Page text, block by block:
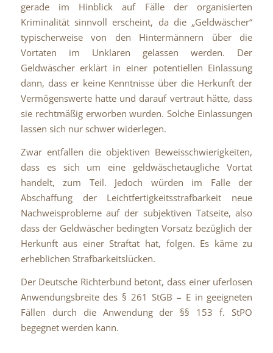
gerade im Hinblick auf Fälle der organisierten
Kriminalität sinnvoll erscheint, da die „Geldwäscher“
typischerweise von den Hintermännern über die
Vortaten im Unklaren gelassen werden. Der
Geldwäscher erklärt in einer potentiellen Einlassung
dann, dass er keine Kenntnisse über die Herkunft der
Vermögenswerte hatte und darauf vertraut hätte, dass
sie rechtmäßig erworben wurden. Solche Einlassungen
lassen sich nur schwer widerlegen.
Zwar entfallen die objektiven Beweisschwierigkeiten,
dass es sich um eine geldwäschetaugliche Vortat
handelt, zum Teil. Jedoch würden im Falle der
Abschaffung der Leichtfertigkeitsstrafbarkeit neue
Nachweisprobleme auf der subjektiven Tatseite, also
dass der Geldwäscher bedingten Vorsatz bezüglich der
Herkunft aus einer Straftat hat, folgen. Es käme zu
erheblichen Strafbarkeitslücken.
Der Deutsche Richterbund betont, dass einer uferlosen
Anwendungsbreite des § 261 StGB – E in geeigneten
Fällen durch die Anwendung der §§ 153 f. StPO
begegnet werden kann.